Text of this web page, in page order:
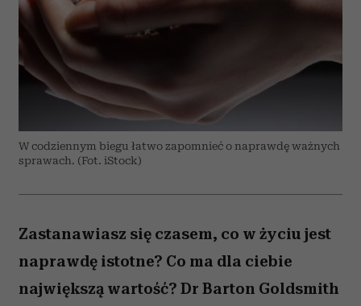
W codziennym biegu łatwo zapomnieć o naprawdę ważnych
sprawach. (Fot. iStock)
Zastanawiasz się czasem, co w życiu jest
naprawdę istotne? Co ma dla ciebie
największą wartość? Dr Barton Goldsmith